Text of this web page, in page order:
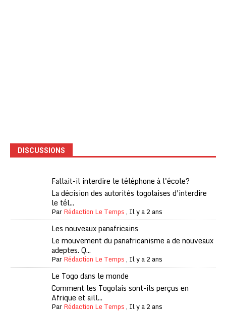
DISCUSSIONS
Fallait-il interdire le téléphone à l'école?
La décision des autorités togolaises d'interdire
le tél...
ParRédaction Le Temps, Il y a 2 ans
Les nouveaux panafricains
Le mouvement du panafricanisme a de nouveaux
adeptes. Q...
ParRédaction Le Temps, Il y a 2 ans
Le Togo dans le monde
Comment les Togolais sont-ils perçus en
Afrique et aill...
ParRédaction Le Temps, Il y a 2 ans